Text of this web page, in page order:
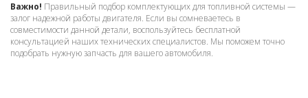
Важно! Правильный подбор комплектующих для топливной системы —
залог надежной работы двигателя. Если вы сомневаетесь в
совместимости данной детали, воспользуйтесь бесплатной
консультацией наших технических специалистов. Мы поможем точно
подобрать нужную запчасть для вашего автомобиля.